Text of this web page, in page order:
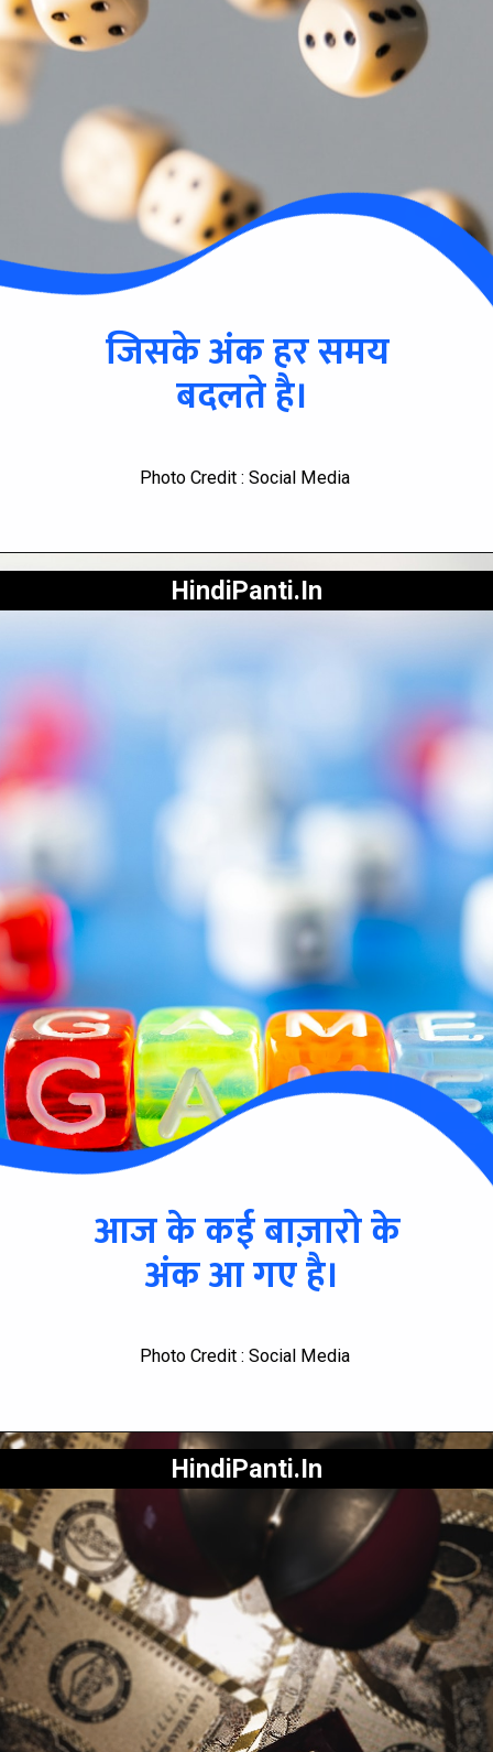
जिसके अंक हर समय
बदलते है।
Photo Credit : Social Media
आज के कई बाज़ारो के
अंक आ गए है।
HindiPanti.In
Photo Credit : Social Media
HindiPanti.In